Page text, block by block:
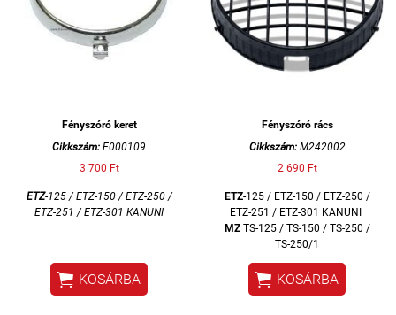
Fényszóró keret
Cikkszám: E000109
3 700 Ft
ETZ-125 / ETZ-150 / ETZ-250 /
ETZ-251 / ETZ-301 KANUNI
 KOSÁRBA
Fényszóró rács
Cikkszám:M242002
2 690 Ft
ETZ-125 / ETZ-150 / ETZ-250 /
ETZ-251 / ETZ-301 KANUNI
MZTS-125 / TS-150 / TS-250 /
TS-250/1
 KOSÁRBA